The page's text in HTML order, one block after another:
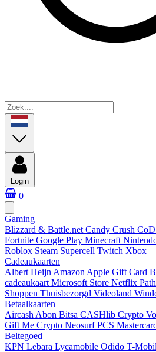
Login
0
Gaming
Blizzard & Battle.net Candy Crush
Fortnite Google Play Minecraft
Roblox Steam Supercell Twitch Xbox
Cadeaukaarten
Albert Heijn Amazon Apple Gift Card
cadeaukaart Microsoft Store Netflix
Shoppen Thuisbezorgd Videoland
Betaalkaarten
Aircash Abon Bitsa CASHlib Crypto
Gift Me Crypto NeosurfPCS
Beltegoed
KPN Lebara Lycamobile Odido T-